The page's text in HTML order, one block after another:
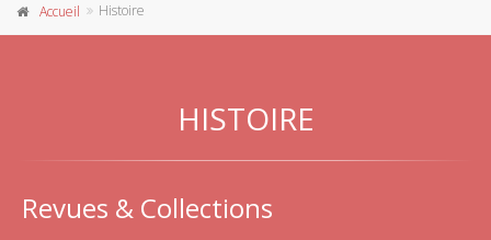
Accueil Histoire
HISTOIRE
Revues & Collections